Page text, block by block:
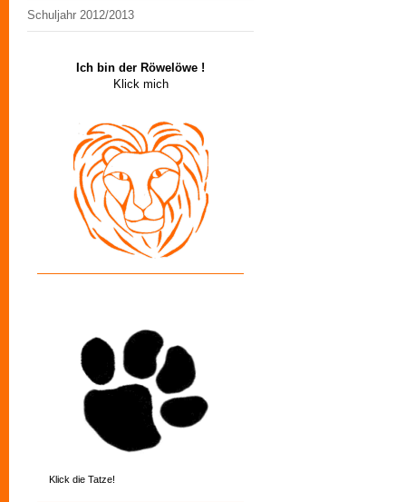
Schuljahr 2012/2013
Ich bin der Röwelöwe !
Klick mich
Klick die Tatze!